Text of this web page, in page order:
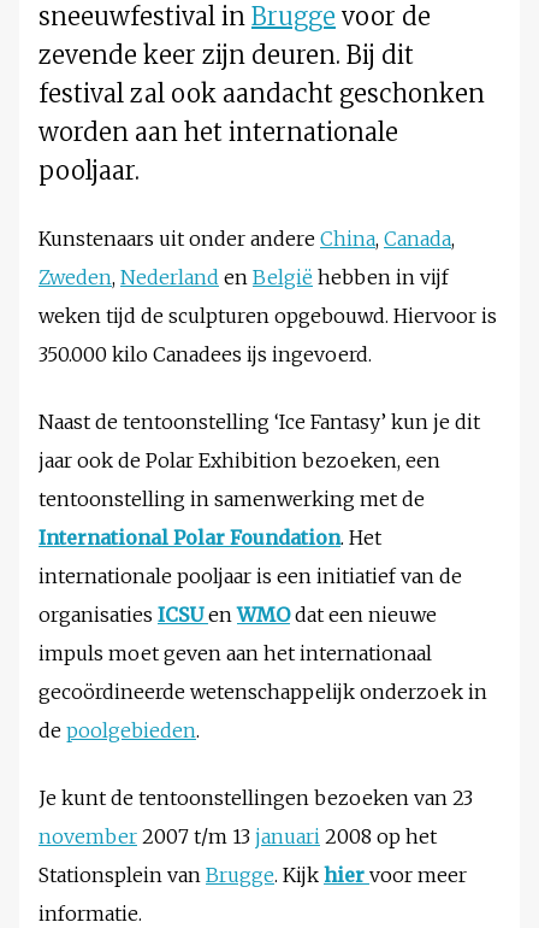
sneeuwfestival in Brugge voor de
zevende keer zijn deuren. Bij dit
festival zal ook aandacht geschonken
worden aan het internationale
pooljaar.
Kunstenaars uit onder andere China, Canada,
Zweden, Nederland en België hebben in vijf
weken tijd de sculpturen opgebouwd. Hiervoor is
350.000 kilo Canadees ijs ingevoerd.
Naast de tentoonstelling ‘Ice Fantasy’ kun je dit
jaar ook de Polar Exhibition bezoeken, een
tentoonstelling in samenwerking met de
International Polar Foundation. Het
internationale pooljaar is een initiatief van de
organisaties ICSUenWMOdat een nieuwe
impuls moet geven aan het internationaal
gecoördineerde wetenschappelijk onderzoek in
de poolgebieden.
Je kunt de tentoonstellingen bezoeken van 23
november 2007 t/m 13 januari 2008 op het
Stationsplein van Brugge. Kijk hier voor meer
informatie.